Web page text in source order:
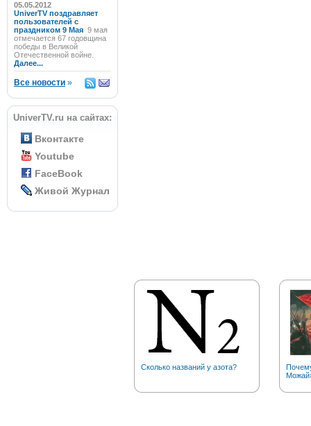
05.05.2012
UniverTV поздравляет
пользователей с
праздником 9 Мая 9 мая
отмечается 67 годовщина
победы в Великой
Отечественной войне.
Далее...
Все новости »
UniverTV.ru на сайтах:
Вконтакте
Youtube
FaceBook
Живой Журнал
Сколько названий у азота?